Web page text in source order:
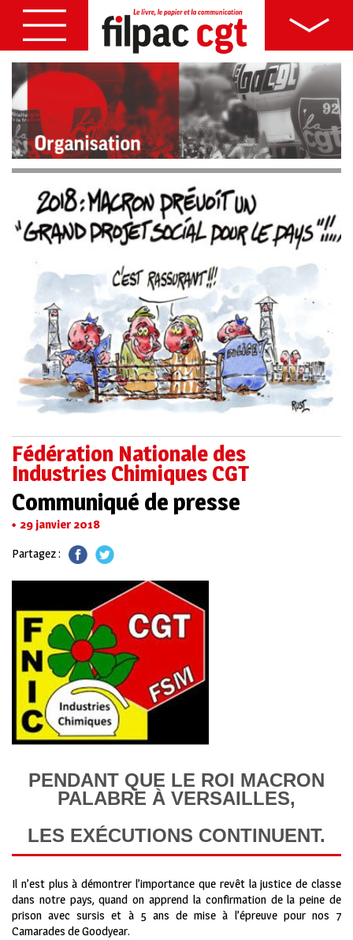
Fédération Nationale des
Industries Chimiques CGT
Communiqué de presse
29 janvier 2018
Partagez :
PENDANT QUE LE ROI MACRON
PALABRE À VERSAILLES,
LES EXÉCUTIONS CONTINUENT.
Il n’est plus à démontrer l’importance que revêt la justice de classe
dans notre pays, quand on apprend la confirmation de la peine de
prison avec sursis et à 5 ans de mise à l’épreuve pour nos 7
Camarades de Goodyear.